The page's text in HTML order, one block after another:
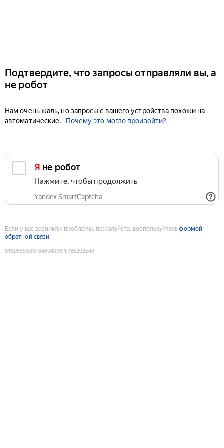
Подтвердите, что запросы отправляли вы, а
не робот
Нам очень жаль, но запросы с вашего устройства похожи на
автоматические.
Почему это могло произойти?
Я не робот
Нажмите, чтобы продолжить
Yandex SmartCaptcha
Если у вас возникли проблемы, пожалуйста, воспользуйтесьформой
обратной связи
9189559509734694093:1786202549